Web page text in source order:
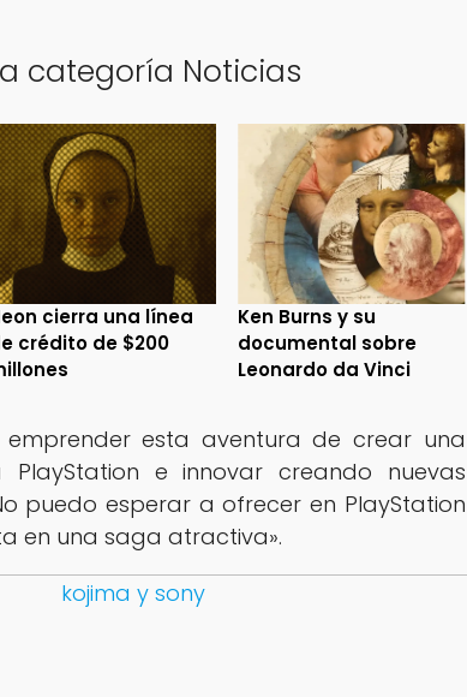
categoría Noticias
cierra una línea
crédito de $200
Ken Burns y su
documental sobre
Leonardo da Vinci
emprender esta aventura de crear una
e innovar creando nuevas
puedo esperar a ofrecer en PlayStation
en una saga atractiva».